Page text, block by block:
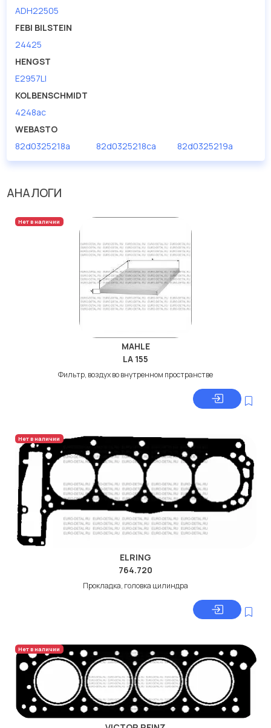
ADH22505
FEBI BILSTEIN
24425
HENGST
E2957LI
KOLBENSCHMIDT
4248ac
WEBASTO
82d0325218a
82d0325218ca 82d0325219a
АНАЛОГИ
Нет в наличии
MAHLE
LA 155
Фильтр, воздух во внутренном пространстве
Нет в наличии
ELRING
764.720
Прокладка, головка цилиндра
Нет в наличии